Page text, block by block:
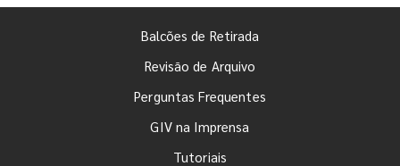
Balcões de Retirada
Revisão de Arquivo
Perguntas Frequentes
GIV na Imprensa
Tutoriais